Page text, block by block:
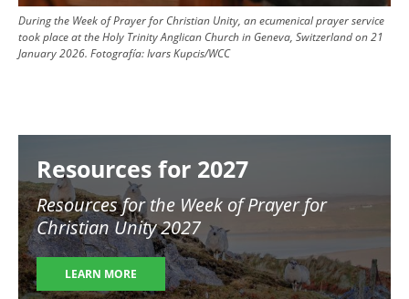
During the Week of Prayer for Christian Unity, an ecumenical prayer service
took place at the Holy Trinity Anglican Church in Geneva, Switzerland on 21
January 2026. Fotografía:Ivars Kupcis/WCC
Resources for 2027
Resources for the Week of Prayer for
Christian Unity 2027
LEARN MORE